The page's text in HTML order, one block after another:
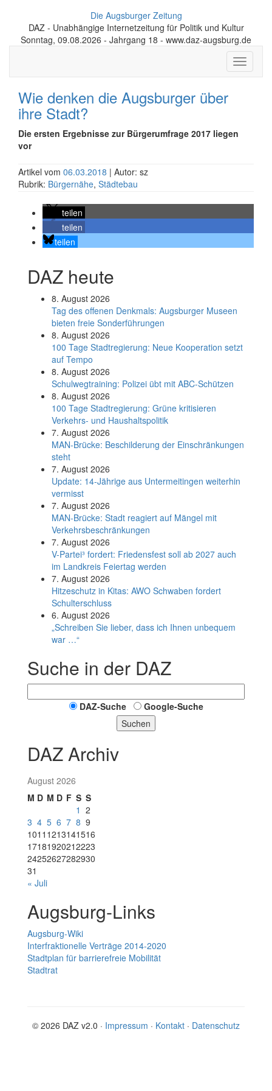
Die Augsburger Zeitung
DAZ - Unabhängige Internetzeitung für Politik und Kultur
Sonntag, 09.08.2026 - Jahrgang 18 - www.daz-augsburg.de
Toggle
Wie denken die Augsburger über
ihre Stadt?
Die ersten Ergebnisse zur Bürgerumfrage 2017 liegen
vor
Artikel vom 06.03.2018 | Autor: sz
Rubrik: Bürgernähe, Städtebau
teilen
teilen
teilen
DAZ heute
8. August 2026
Tag des offenen Denkmals: Augsburger Museen
bieten freie Sonderführungen
8. August 2026
100 Tage Stadtregierung: Neue Kooperation setzt
auf Tempo
8. August 2026
Schul­weg­trai­ning: Poli­zei übt mit ABC-Schüt­zen
8. August 2026
100 Tage Stadtregierung: Grüne kritisieren
Verkehrs- und Haushaltspolitik
7. August 2026
MAN-Brücke: Beschilderung der Einschränkungen
steht
7. August 2026
Update: 14-Jährige aus Untermeitingen weiterhin
vermisst
7. August 2026
MAN-Brücke: Stadt reagiert auf Mängel mit
Verkehrsbeschränkungen
7. August 2026
V-Partei­³ fordert: Friedens­fest soll ab 2027 auch
im Land­kreis Feier­tag werden
7. August 2026
Hitzeschutz in Kitas: AWO Schwaben fordert
Schulterschluss
6. August 2026
„Schreiben Sie lieber, dass ich Ihnen unbequem
war …“
Suche in der DAZ
DAZ-Suche
Google-Suche
Suchen
DAZ Archiv
August 2026
M D M D F S S
1 2
3 4 5 6 7 8 9
1011 1213141516
17181920212223
24252627282930
31
« Juli
Augsburg-Links
Augsburg-Wiki
Interfraktionelle Verträge 2014-2020
Stadtplan für barrierefreie Mobilität
Stadtrat
© 2026 DAZ v2.0 · Impressum · Kontakt · Datenschutz